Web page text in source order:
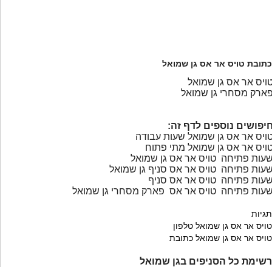
כתובת טויס אר אס גן שמואל
אר אס גן שמואל
מסחרי גן שמואל
נוספים לדף זה:
אר אס גן שמואל שעות עבודה
אר אס גן שמואל מתי פתוח
פתיחה טויס אר אס גן שמואל
פתיחה טויס אר אס סניף גן שמואל
פתיחה טויס אר אס סניף
פתיחה טויס אר אס פארק מסחרי גן שמואל
תגיות
טויס אר אס גן שמואל טלפון
טויס אר אס גן שמואל כתובת
רשימת כל הסניפים בגן שמואל